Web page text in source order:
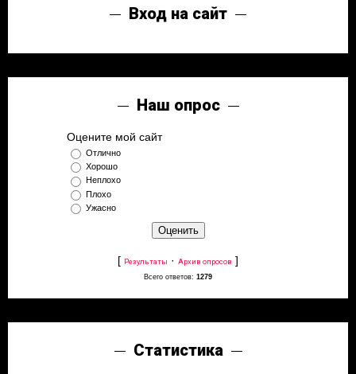
Вход на сайт
Наш опрос
Оцените мой сайт
Отлично
Хорошо
Неплохо
Плохо
Ужасно
[ Результаты · Архив опросов ]
Всего ответов: 1279
Статистика